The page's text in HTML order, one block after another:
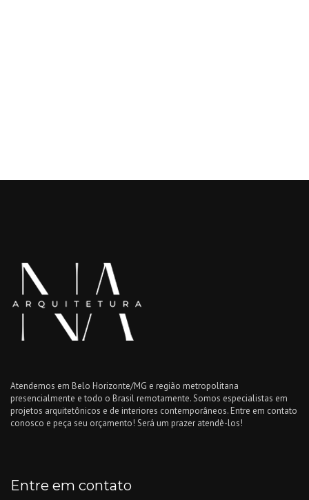
Atendemos em Belo Horizonte/MG e região metropolitana
presencialmente e todo o Brasil remotamente. Somos especialistas em
projetos arquitetônicos e de interiores contemporâneos. Entre em contato
conosco e peça seu orçamento! Será um prazer atendê-los!
Entre em contato